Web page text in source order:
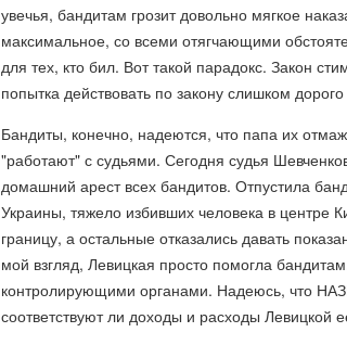
увечья, бандитам грозит довольно мягкое
максимальное, со всеми отягчающими
для тех, кто бил. Вот такой парадокс. Закон
попытка действовать по закону слишком
Бандиты, конечно, надеются, что папа их
"работают" с судьями. Сегодня судья
домашний арест всех бандитов. Отпустила
Украины, тяжело избивших человека в центре
границу, а остальные отказались давать
мой взгляд, Левицкая просто помогла
контролирующими органами. Надеюсь, что
соответствуют ли доходы и расходы Левицкой